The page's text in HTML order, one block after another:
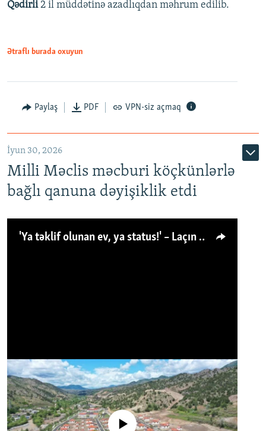
Qədirli2 il müddətinə azadlıqdan məhrum edilib.
Ətraflı burada oxuyun
Paylaş PDF VPN-siz açmaq
İyun 30, 2026
Milli Məclis məcburi köçkünlərlə
bağlı qanuna dəyişiklik etdi
'Ya təklif olunan ev, ya status!' – Laçın köçkünü: 'Laçından başqa heç hara!'
No media source currently available